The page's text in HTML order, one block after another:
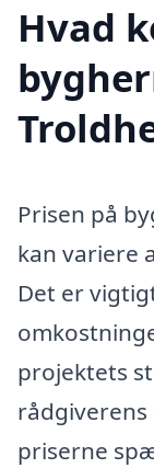
Hvad
Prisen på
kan variere
Det er
projektets
priserne